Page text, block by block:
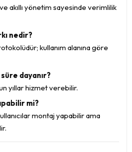
akıllı yönetim sayesinde verimlilik
nedir?
kullanım alanına göre
dayanır?
yıllar hizmet verebilir.
mi?
montaj yapabilir ama